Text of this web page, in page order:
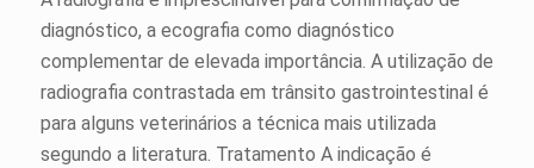
diagnóstico, a ecografia como diagnóstico
complementar de elevada importância. A utilização de
radiografia contrastada em trânsito gastrointestinal é
para alguns veterinários a técnica mais utilizada
segundo a literatura. Tratamento A indicação é